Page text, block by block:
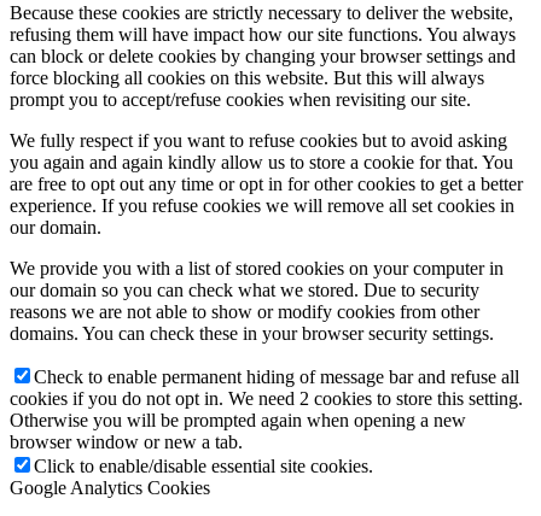
Because these cookies are strictly necessary to deliver the website,
refusing them will have impact how our site functions. You always
can block or delete cookies by changing your browser settings and
force blocking all cookies on this website. But this will always
prompt you to accept/refuse cookies when revisiting our site.
We fully respect if you want to refuse cookies but to avoid asking
you again and again kindly allow us to store a cookie for that. You
are free to opt out any time or opt in for other cookies to get a better
experience. If you refuse cookies we will remove all set cookies in
our domain.
We provide you with a list of stored cookies on your computer in
our domain so you can check what we stored. Due to security
reasons we are not able to show or modify cookies from other
domains. You can check these in your browser security settings.
Check to enable permanent hiding of message bar and refuse all
cookies if you do not opt in. We need 2 cookies to store this setting.
Otherwise you will be prompted again when opening a new
browser window or new a tab.
Click to enable/disable essential site cookies.
Google Analytics Cookies